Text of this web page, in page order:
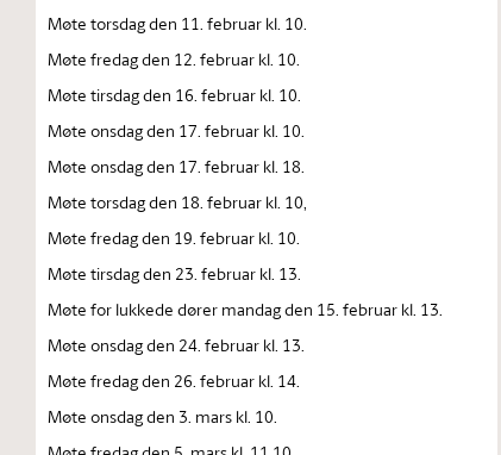
Møte torsdag den 11. februar kl. 10.
Møte fredag den 12. februar kl. 10.
Møte tirsdag den 16. februar kl. 10.
Møte onsdag den 17. februar kl. 10.
Møte onsdag den 17. februar kl. 18.
Møte torsdag den 18. februar kl. 10,
Møte fredag den 19. februar kl. 10.
Møte tirsdag den 23. februar kl. 13.
Møte for lukkede dører mandag den 15. februar kl. 13.
Møte onsdag den 24. februar kl. 13.
Møte fredag den 26. februar kl. 14.
Møte onsdag den 3. mars kl. 10.